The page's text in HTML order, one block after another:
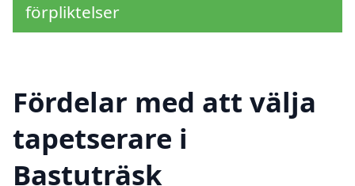
förpliktelser
Fördelar med att välja
tapetserare i
Bastuträsk